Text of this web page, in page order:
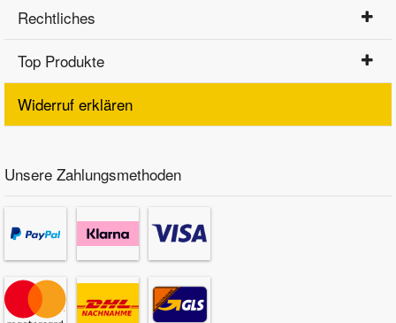
Rechtliches
Top Produkte
Widerruf erklären
Unsere Zahlungsmethoden